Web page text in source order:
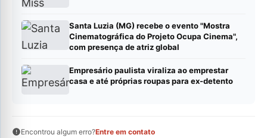
Santa Luzia (MG) recebe o evento "Mostra
Cinematográfica do Projeto Ocupa Cinema",
com presença de atriz global
Empresário paulista viraliza ao emprestar
casa e até próprias roupas para ex-detento
Encontrou algum erro?Entre em contato